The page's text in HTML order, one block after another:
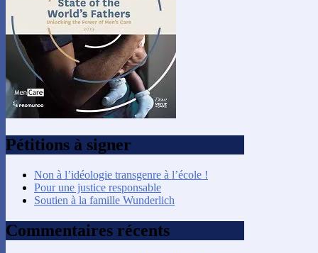
Pétitions à signer
Non à l’idéologie transgenre à l’école !
Pour une justice responsable
Soutien à la famille Wunderlich
Commentaires récents